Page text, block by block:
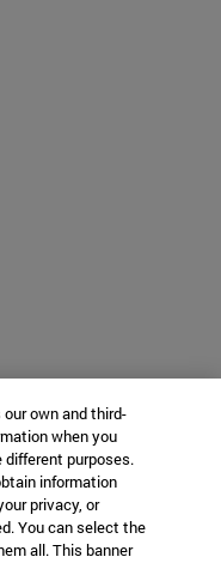
own and third-
when you
purposes.
information
privacy, or
You can select the
all. This banner